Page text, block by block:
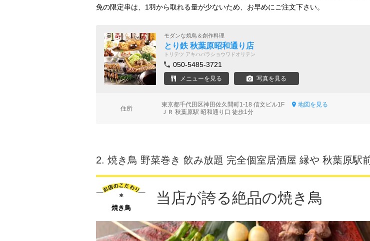
免の限定串は、1羽から取れる量が少ないため、お早めにご注文下さい。
モダンな焼鳥＆創作料理
とり鉄 秋葉原昭和通り店
トリテツ アキハバラショウワドオリテン
050-5485-3721
メニューを見る 写真を見る
住所
東京都千代田区神田佐久間町1-18 信文ビル1F
地図を見る
ＪＲ 秋葉原駅 昭和通り口 徒歩1分
2. 焼き鳥 野菜巻き 飲み放題 完全個室居酒屋 縁や 秋葉原駅
焼き鳥
当店が誇る絶品の焼き鳥